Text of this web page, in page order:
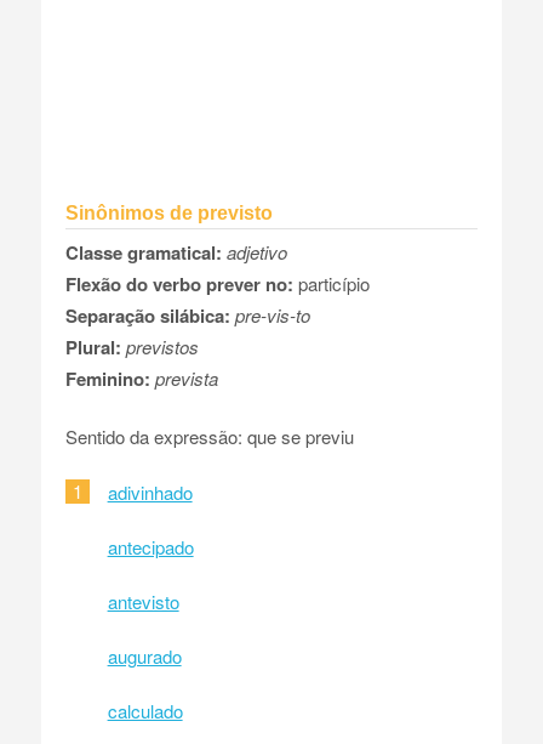
Sinônimos de previsto
Classe gramatical: adjetivo
Flexão do verbo prever no: particípio
Separação silábica: pre-vis-to
Plural: previstos
Feminino: prevista
Sentido da expressão: que se previu
1 adivinhado
antecipado
antevisto
augurado
calculado